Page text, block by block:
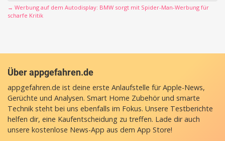
→ Werbung auf dem Autodisplay: BMW sorgt mit Spider-Man-Werbung für
scharfe Kritik
Über appgefahren.de
appgefahren.de ist deine erste Anlaufstelle für Apple-News,
Gerüchte und Analysen. Smart Home Zubehör und smarte
Technik steht bei uns ebenfalls im Fokus. Unsere Testberichte
helfen dir, eine Kaufentscheidung zu treffen. Lade dir auch
unsere kostenlose News-App aus dem App Store!